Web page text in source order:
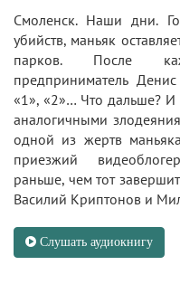
Смоленск. Наши дни.
убийств, маньяк
парков. После
предприниматель
«1», «2»… Что дальше? И
аналогичными
одной из жертв
приезжий
раньше, чем тот
Василий Криптонов и
Слушать аудиокнигу